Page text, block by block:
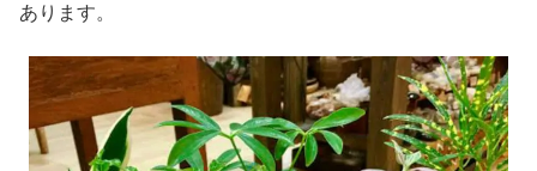
あります。
X